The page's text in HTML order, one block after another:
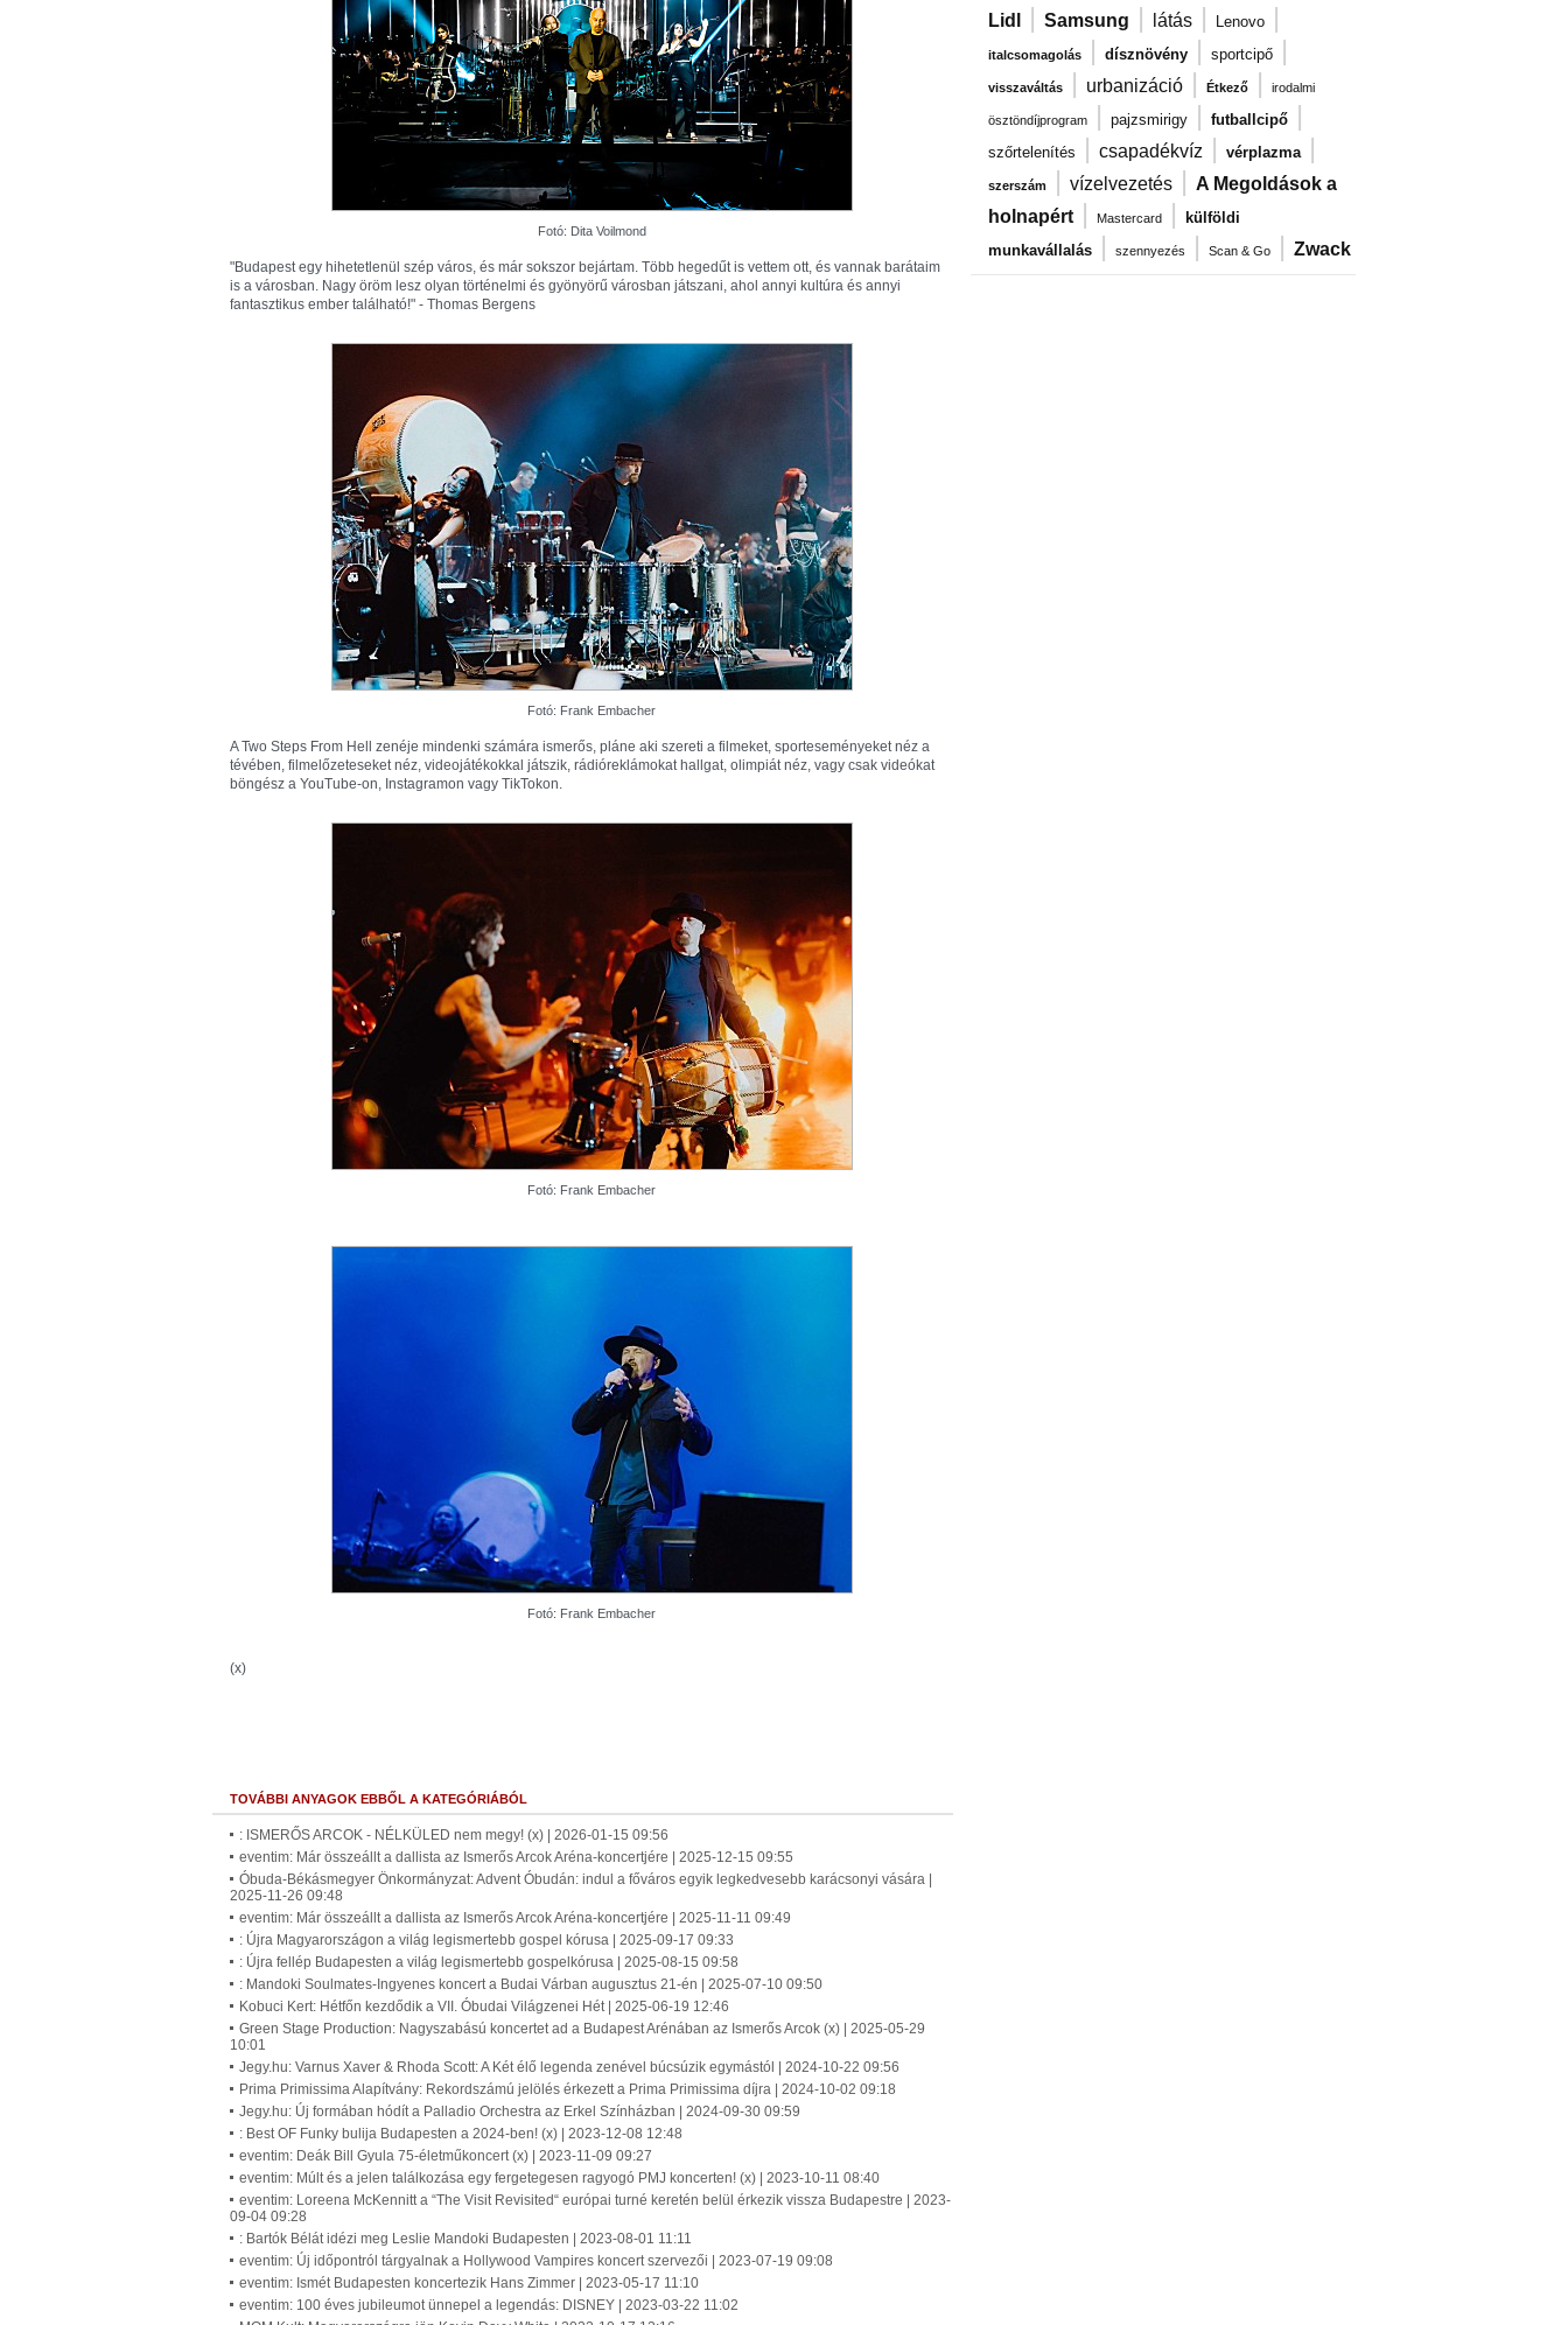
Fotó: Dita Voilmond
"Budapest egy hihetetlenül szép város, és már sokszor bejártam. Több hegedűt is vettem ott, és vannak barátaim
is a városban. Nagy öröm lesz olyan történelmi és gyönyörű városban játszani, ahol annyi kultúra és annyi
fantasztikus ember található!" - Thomas Bergens
Fotó: Frank Embacher
A Two Steps From Hell zenéje mindenki számára ismerős, pláne aki szereti a filmeket, sporteseményeket néz a
tévében, filmelőzeteseket néz, videojátékokkal játszik, rádióreklámokat hallgat, olimpiát néz, vagy csak videókat
böngész a YouTube-on, Instagramon vagy TikTokon.
Fotó: Frank Embacher
Fotó: Frank Embacher
(x)
TOVÁBBI ANYAGOK EBBŐL A KATEGÓRIÁBÓL
: ISMERŐS ARCOK - NÉLKÜLED nem megy! (x) | 2026-01-15 09:56
eventim: Már összeállt a dallista az Ismerős Arcok Aréna-koncertjére | 2025-12-15 09:55
Óbuda-Békásmegyer Önkormányzat: Advent Óbudán: indul a főváros egyik legkedvesebb karácsonyi vására |
2025-11-26 09:48
eventim: Már összeállt a dallista az Ismerős Arcok Aréna-koncertjére | 2025-11-11 09:49
: Újra Magyarországon a világ legismertebb gospel kórusa | 2025-09-17 09:33
: Újra fellép Budapesten a világ legismertebb gospelkórusa | 2025-08-15 09:58
: Mandoki Soulmates-Ingyenes koncert a Budai Várban augusztus 21-én | 2025-07-10 09:50
Kobuci Kert: Hétfőn kezdődik a VII. Óbudai Világzenei Hét | 2025-06-19 12:46
Green Stage Production: Nagyszabású koncertet ad a Budapest Arénában az Ismerős Arcok (x) | 2025-05-29
10:01
Jegy.hu: Varnus Xaver & Rhoda Scott: A Két élő legenda zenével búcsúzik egymástól | 2024-10-22 09:56
Prima Primissima Alapítvány: Rekordszámú jelölés érkezett a Prima Primissima díjra | 2024-10-02 09:18
Jegy.hu: Új formában hódít a Palladio Orchestra az Erkel Színházban | 2024-09-30 09:59
: Best OF Funky bulija Budapesten a 2024-ben! (x) | 2023-12-08 12:48
eventim: Deák Bill Gyula 75-életműkoncert (x) | 2023-11-09 09:27
eventim: Múlt és a jelen találkozása egy fergetegesen ragyogó PMJ koncerten! (x) | 2023-10-11 08:40
eventim: Loreena McKennitt a “The Visit Revisited“ európai turné keretén belül érkezik vissza Budapestre | 2023-
09-04 09:28
: Bartók Bélát idézi meg Leslie Mandoki Budapesten | 2023-08-01 11:11
eventim: Új időpontról tárgyalnak a Hollywood Vampires koncert szervezői | 2023-07-19 09:08
eventim: Ismét Budapesten koncertezik Hans Zimmer | 2023-05-17 11:10
eventim: 100 éves jubileumot ünnepel a legendás: DISNEY | 2023-03-22 11:02
Lidl | Samsung | látás | Lenovo |
italcsomagolás | dísznövény | sportcipő |
visszaváltás | urbanizáció | Étkező | irodalmi
ösztöndíjprogram | pajzsmirigy | futballcipő |
szőrtelenítés | csapadékvíz | vérplazma |
szerszám | vízelvezetés | A Megoldások a
holnapért | Mastercard |
külföldi
munkavállalás | szennyezés | Scan & Go | Zwack